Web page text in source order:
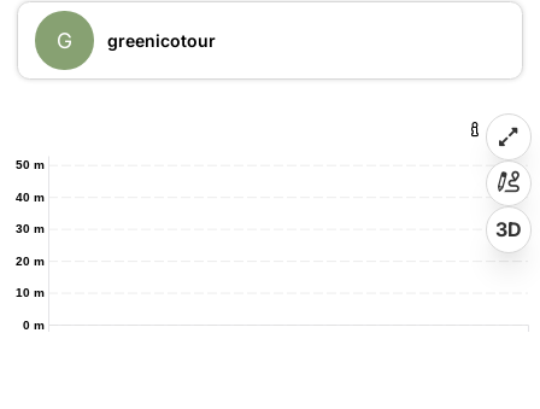
G greenicotour
0 m
10 m
20 m
30 m
40 m
50 m
3D